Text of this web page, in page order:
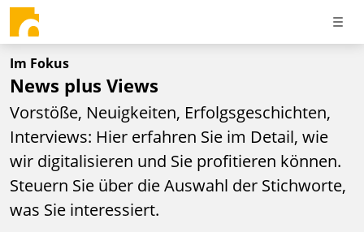
Im Fokus
News plus Views
Vorstöße, Neuigkeiten, Erfolgsgeschichten,
Interviews: Hier erfahren Sie im Detail, wie
wir digitalisieren und Sie profitieren können.
Steuern Sie über die Auswahl der Stichworte,
was Sie interessiert.